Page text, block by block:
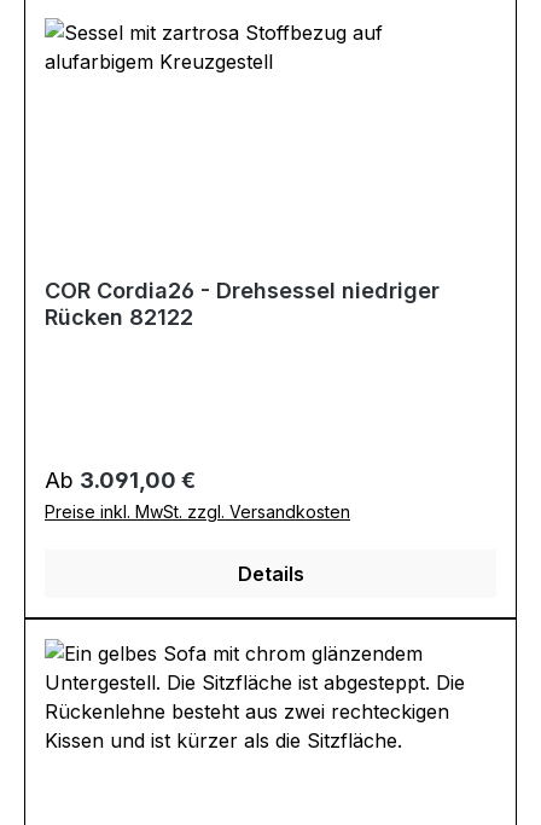
COR Cordia26 - Drehsessel niedriger
Rücken 82122
Regulärer Preis:
Ab 3.091,00 €
Preise inkl. MwSt. zzgl. Versandkosten
Details